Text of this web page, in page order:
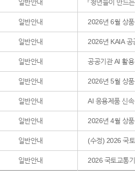
일반안내 「청년들이 만드
일반안내 2026년 6월 상
일반안내 2026년 KAIA 공
일반안내 공공기관 AI 활
일반안내 2026년 5월 상
일반안내 AI 응용제품 신
일반안내 2026년 4월 상
일반안내 (수정) 2026 국
일반안내 2026 국토교통